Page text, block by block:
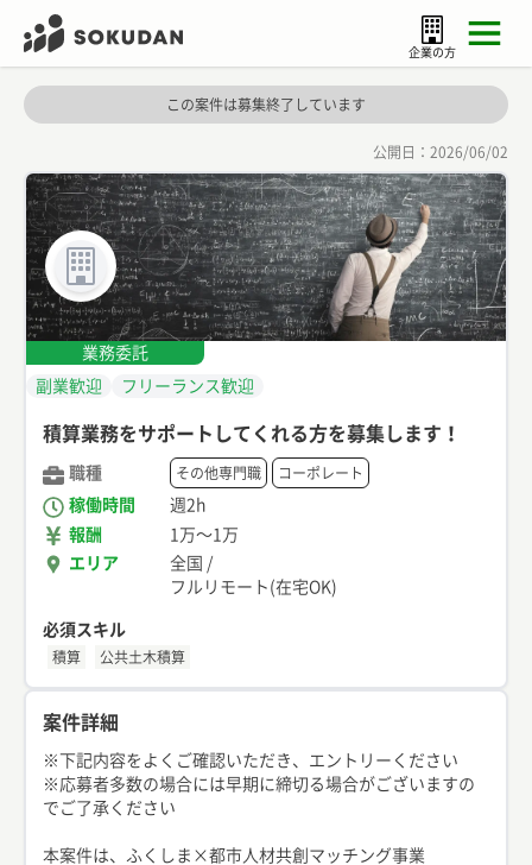
企業の方
この案件は募集終了しています
公開日： 2026/06/02
業務委託
副業歓迎
フリーランス歓迎
積算業務をサポートしてくれる方を募集します！
職種 その他専門職 コーポレート
稼働時間
週2h
報酬
1万〜1万
エリア
全国 /
フルリモート(在宅OK)
必須スキル
積算 公共土木積算
案件詳細
※下記内容をよくご確認いただき、エントリーください
※応募者多数の場合には早期に締切る場合がございますの
でご了承ください
本案件は、ふくしま×都市人材共創マッチング事業